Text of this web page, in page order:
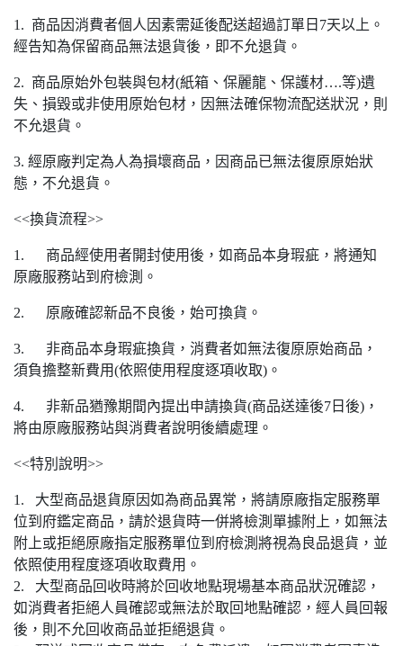
1. 商品因消費者個人因素需延後配送超過訂單日7天以上。
經告知為保留商品無法退貨後，即不允退貨。
2. 商品原始外包裝與包材(紙箱、保麗龍、保護材….等)遺
失、損毀或非使用原始包材，因無法確保物流配送狀況，則
不允退貨。
3. 經原廠判定為人為損壞商品，因商品已無法復原原始狀
態，不允退貨。
<<換貨流程>>
1. 商品經使用者開封使用後，如商品本身瑕疵，將通知
原廠服務站到府檢測。
2. 原廠確認新品不良後，始可換貨。
3. 非商品本身瑕疵換貨，消費者如無法復原原始商品，
須負擔整新費用(依照使用程度逐項收取)。
4. 非新品猶豫期間內提出申請換貨(商品送達後7日後)，
將由原廠服務站與消費者說明後續處理。
<<特別說明>>
1. 大型商品退貨原因如為商品異常，將請原廠指定服務單
位到府鑑定商品，請於退貨時一併將檢測單據附上，如無法
附上或拒絕原廠指定服務單位到府檢測將視為良品退貨，並
依照使用程度逐項收取費用。
2. 大型商品回收時將於回收地點現場基本商品狀況確認，
如消費者拒絕人員確認或無法於取回地點確認，經人員回報
後，則不允回收商品並拒絕退貨。